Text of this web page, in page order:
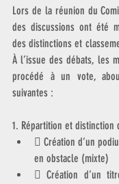
Lors de la réunion du
des discussions ont été
des distinctions et
À l’issue des débats, les
procédé à un vote,
suivantes :
1. Répartition et distinction
 Création d’un
en obstacle (mixte)
 Création d’un